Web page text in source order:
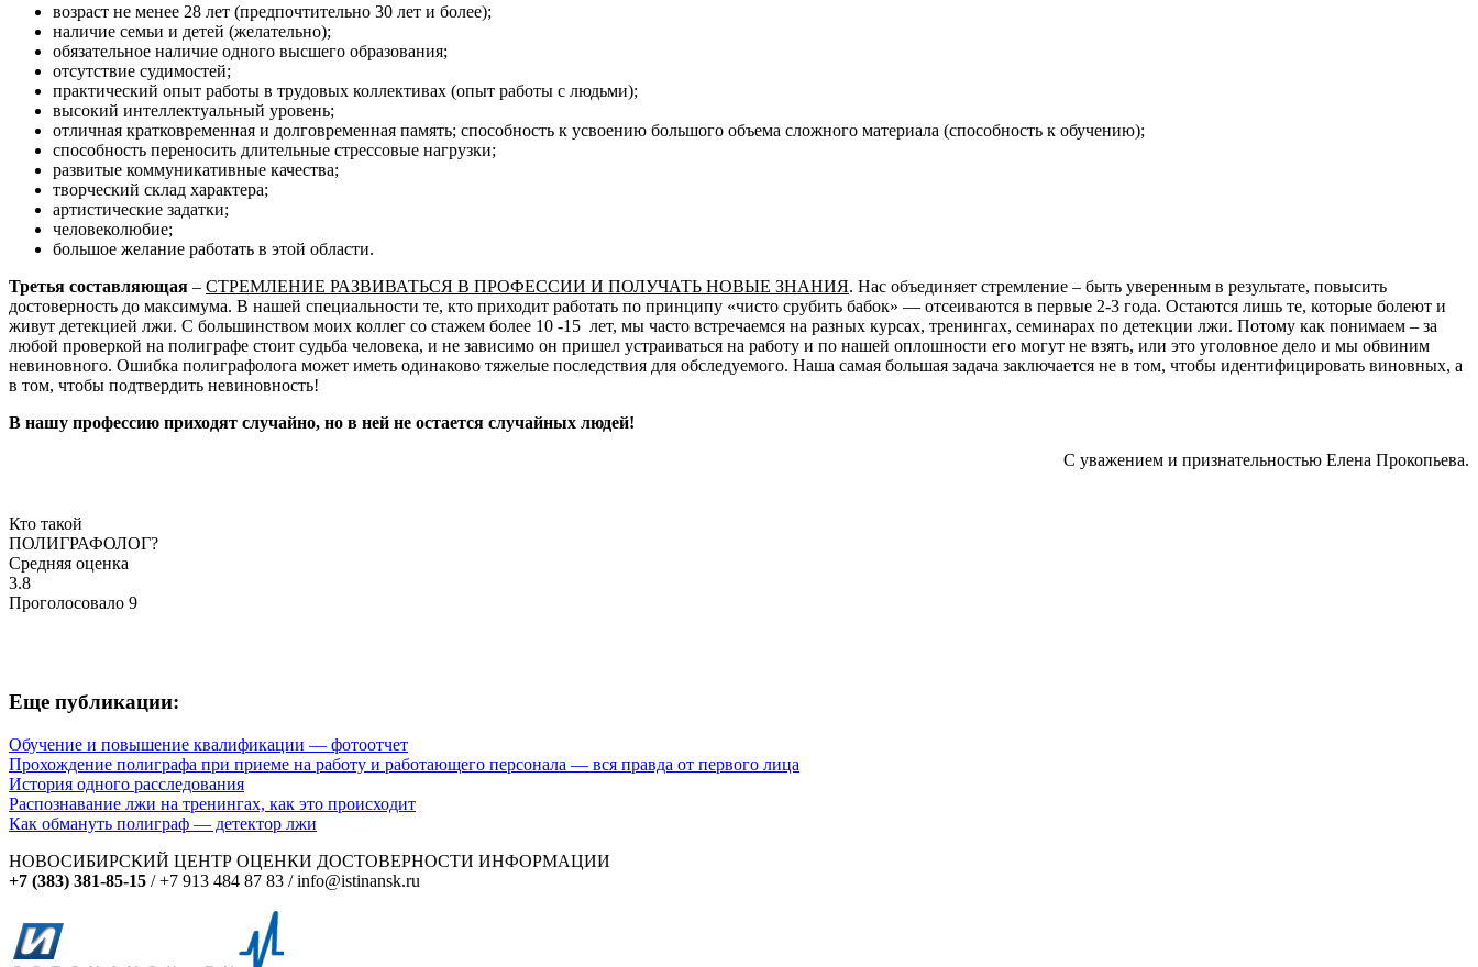
возраст не менее 28 лет (предпочтительно 30 лет и более);
наличие семьи и детей (желательно);
обязательное наличие одного высшего образования;
отсутствие судимостей;
практический опыт работы в трудовых коллективах (опыт работы с людьми);
высокий интеллектуальный уровень;
отличная кратковременная и долговременная память; способность к усвоению большого объема сложного материала (способность к обучению);
способность переносить длительные стрессовые нагрузки;
развитые коммуникативные качества;
творческий склад характера;
артистические задатки;
человеколюбие;
большое желание работать в этой области.
Третья составляющая – СТРЕМЛЕНИЕ РАЗВИВАТЬСЯ В ПРОФЕССИИ И ПОЛУЧАТЬ НОВЫЕ ЗНАНИЯ. Нас объединяет стремление – быть уверенным в результате, повысить
достоверность до максимума. В нашей специальности те, кто приходит работать по принципу «чисто срубить бабок» — отсеиваются в первые 2-3 года. Остаются лишь те, которые болеют и
живут детекцией лжи. С большинством моих коллег со стажем более 10 -15 лет, мы часто встречаемся на разных курсах, тренингах, семинарах по детекции лжи. Потому как понимаем – за
любой проверкой на полиграфе стоит судьба человека, и не зависимо он пришел устраиваться на работу и по нашей оплошности его могут не взять, или это уголовное дело и мы обвиним
невиновного. Ошибка полиграфолога может иметь одинаково тяжелые последствия для обследуемого. Наша самая большая задача заключается не в том, чтобы идентифицировать виновных, а
в том, чтобы подтвердить невиновность!
В нашу профессию приходят случайно, но в ней не остается случайных людей!
С уважением и признательностью Елена Прокопьева.
Кто такой
ПОЛИГРАФОЛОГ?
Средняя оценка
3.8
Проголосовало 9
Еще публикации:
Обучение и повышение квалификации — фотоотчет
Прохождение полиграфа при приеме на работу и работающего персонала — вся правда от первого лица
История одного расследования
Распознавание лжи на тренингах, как это происходит
Как обмануть полиграф — детектор лжи
НОВОСИБИРСКИЙ ЦЕНТР ОЦЕНКИ ДОСТОВЕРНОСТИ ИНФОРМАЦИИ
+7 (383) 381-85-15 / +7 913 484 87 83 / info@istinansk.ru